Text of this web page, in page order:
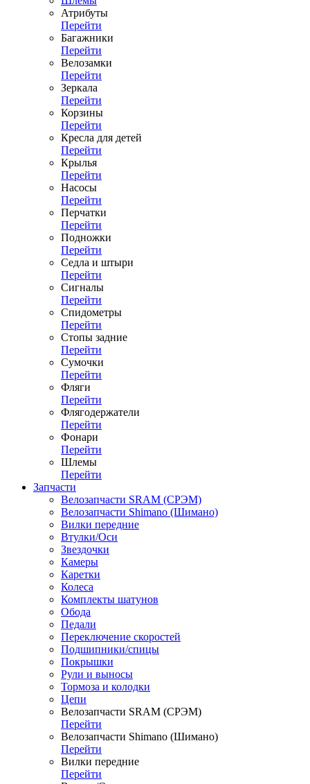
Атрибуты
Перейти
Багажники
Перейти
Велозамки
Перейти
Зеркала
Перейти
Корзины
Перейти
Кресла для детей
Перейти
Крылья
Перейти
Насосы
Перейти
Перчатки
Перейти
Подножки
Перейти
Седла и штыри
Перейти
Сигналы
Перейти
Спидометры
Перейти
Стопы задние
Перейти
Сумочки
Перейти
Фляги
Перейти
Флягодержатели
Перейти
Фонари
Перейти
Шлемы
Перейти
Запчасти
Велозапчасти SRAM (СРЭМ)
Велозапчасти Shimano (Шимано)
Вилки передние
Втулки/Оси
Звездочки
Камеры
Каретки
Колеса
Комплекты шатунов
Обода
Педали
Переключение скоростей
Подшипники/спицы
Покрышки
Рули и выносы
Тормоза и колодки
Цепи
Велозапчасти SRAM (СРЭМ)
Перейти
Велозапчасти Shimano (Шимано)
Перейти
Вилки передние
Перейти